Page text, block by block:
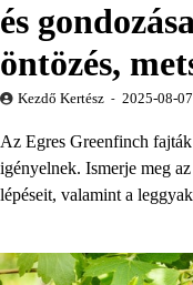
és
öntözés,
Kezdő Kertész 2025-08-07
Az Egres Greenfinch
igényelnek. Ismerje meg
lépéseit, valamint a